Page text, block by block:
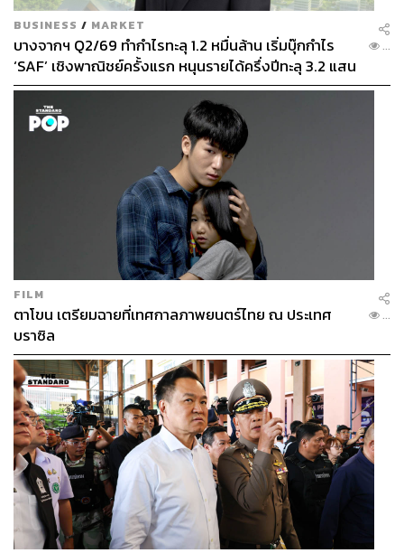
BUSINESS / MARKET
บางจากฯ Q2/69 ทำกำไรทะลุ 1.2 หมื่นล้าน เริ่มบุ๊กกำไร
‘SAF’ เชิงพาณิชย์ครั้งแรก หนุนรายได้ครึ่งปีทะลุ 3.2 แสน
ล้าน
...
FILM
ตาโขน เตรียมฉายที่เทศกาลภาพยนตร์ไทย ณ ประเทศ
บราซิล
...